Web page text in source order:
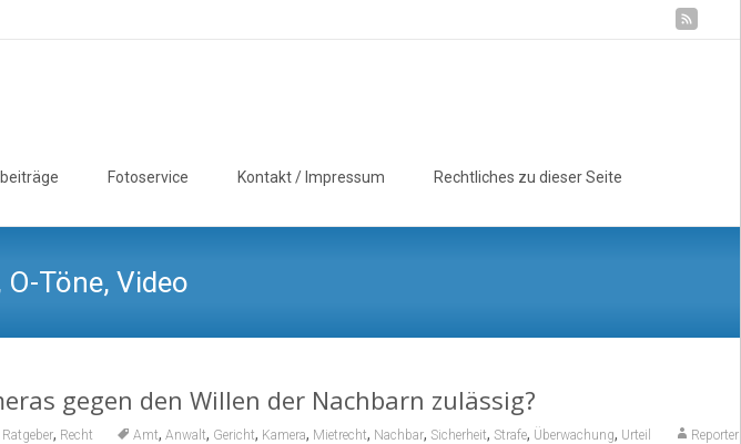
Fotoservice Kontakt / Impressum Rechtliches zu dieser Seite
Töne, Video
gegen den Willen der Nachbarn zulässig?
Ratgeber, Recht Amt, Anwalt, Gericht, Kamera, Mietrecht, Nachbar, Sicherheit, Strafe, Überwachung, Urteil Reporter